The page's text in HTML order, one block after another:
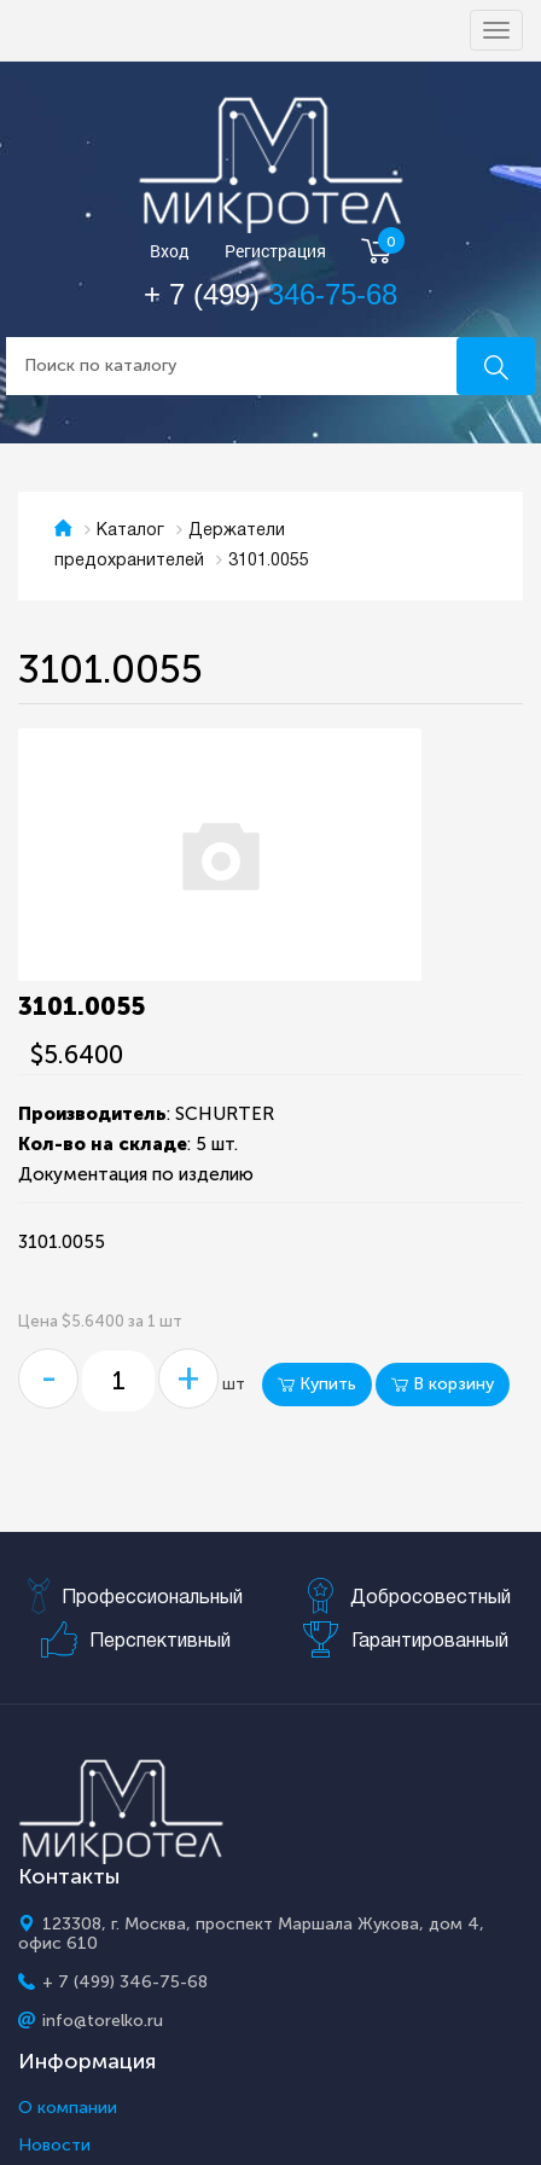
Вход Регистрация 0
+ 7 (499)346-75-68
Каталог
Держатели
предохранителей
3101.0055
3101.0055
3101.0055
$5.6400
Производитель: SCHURTER
Кол-во на складе: 5 шт.
Документация по изделию
3101.0055
Цена $5.6400 за 1 шт
- + шт Купить В корзину
Профессиональный Добросовестный
Перспективный Гарантированный
Контакты
123308, г. Москва, проспект Маршала Жукова, дом 4,
офис 610
+ 7 (499) 346-75-68
info@torelko.ru
Информация
О компании
Новости